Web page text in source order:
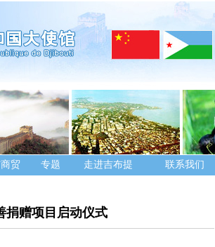
贸 专题 走进吉布提 联系我们
捐赠项目启动仪式